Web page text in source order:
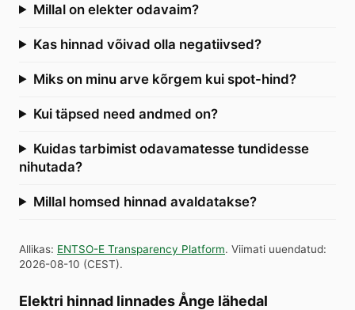
Millal on elekter odavaim?
Kas hinnad võivad olla negatiivsed?
Miks on minu arve kõrgem kui spot-hind?
Kui täpsed need andmed on?
Kuidas tarbimist odavamatesse tundidesse
nihutada?
Millal homsed hinnad avaldatakse?
Allikas: ENTSO-E Transparency Platform. Viimati uuendatud:
2026-08-10 (CEST).
Elektri hinnad linnades Ånge lähedal